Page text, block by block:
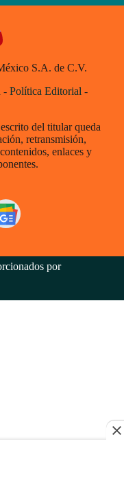
S.A. de C.V.
- Política Editorial -
del titular queda
retransmisión,
enlaces y
por